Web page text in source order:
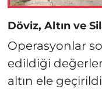
Döviz, Altın ve
Operasyonlar
edildiği
altın ele